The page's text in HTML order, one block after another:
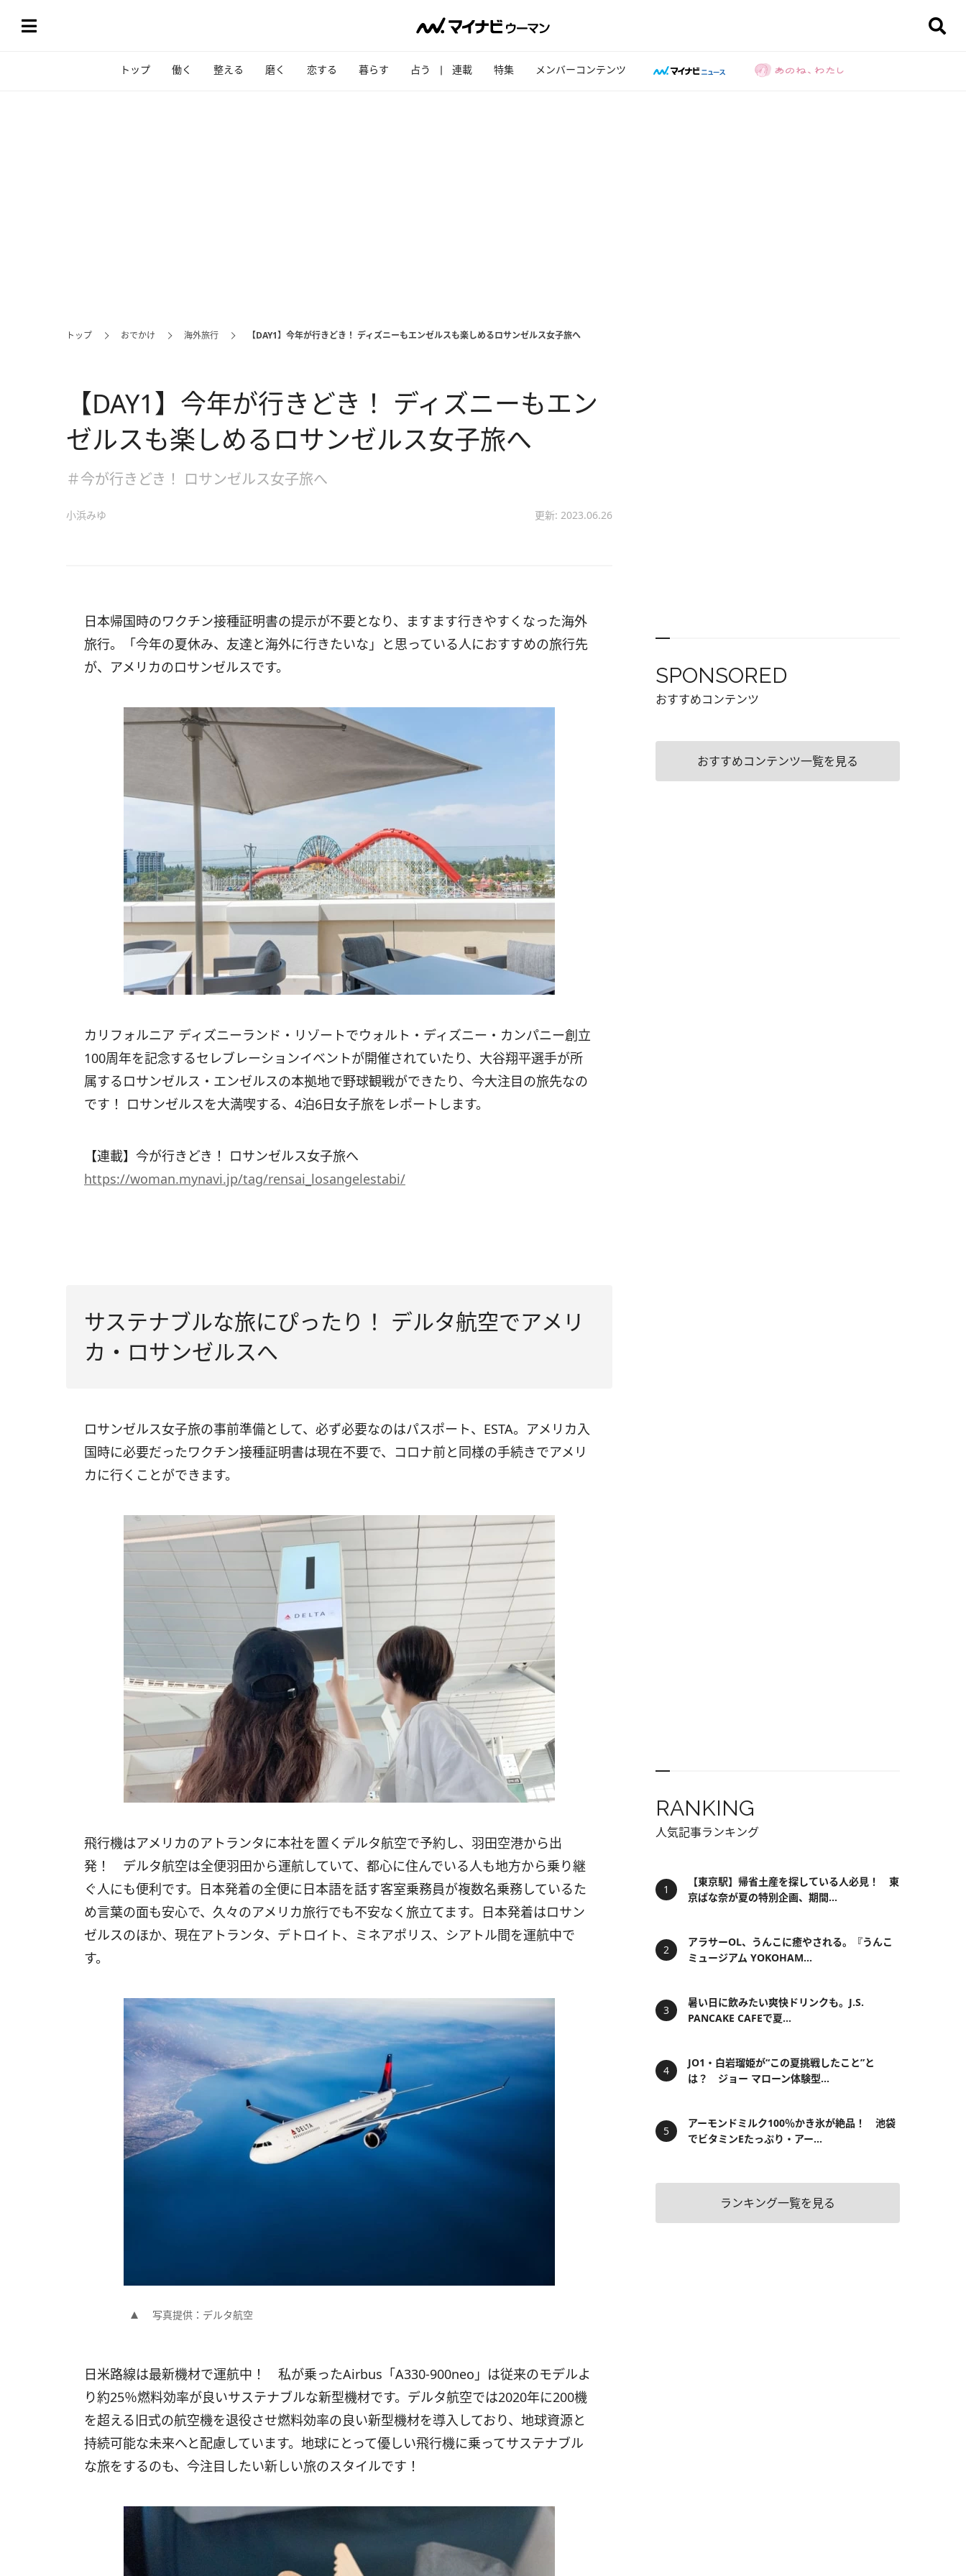
トップ 働く 整える 磨く 恋する 暮らす 占う 連載 特集 メンバーコンテンツ
トップ おでかけ 海外旅行 【DAY1】今年が行きどき！ ディズニーもエンゼルスも楽しめるロサンゼルス女子旅へ
【DAY1】今年が行きどき！ ディズニーもエン
ゼルスも楽しめるロサンゼルス女子旅へ
＃今が行きどき！ ロサンゼルス女子旅へ
小浜みゆ 更新: 2023.06.26
日本帰国時のワクチン接種証明書の提示が不要となり、ますます行きやすくなった海外
旅行。「今年の夏休み、友達と海外に行きたいな」と思っている人におすすめの旅行先
が、アメリカのロサンゼルスです。
カリフォルニア ディズニーランド・リゾートでウォルト・ディズニー・カンパニー創立
100周年を記念するセレブレーションイベントが開催されていたり、大谷翔平選手が所
属するロサンゼルス・エンゼルスの本拠地で野球観戦ができたり、今大注目の旅先なの
です！ ロサンゼルスを大満喫する、4泊6日女子旅をレポートします。
【連載】今が行きどき！ ロサンゼルス女子旅へ
https://woman.mynavi.jp/tag/rensai_losangelestabi/
サステナブルな旅にぴったり！ デルタ航空でアメリ
カ・ロサンゼルスへ
ロサンゼルス女子旅の事前準備として、必ず必要なのはパスポート、ESTA。アメリカ入
国時に必要だったワクチン接種証明書は現在不要で、コロナ前と同様の手続きでアメリ
カに行くことができます。
飛行機はアメリカのアトランタに本社を置くデルタ航空で予約し、羽田空港から出
発！ デルタ航空は全便羽田から運航していて、都心に住んでいる人も地方から乗り継
ぐ人にも便利です。日本発着の全便に日本語を話す客室乗務員が複数名乗務しているた
め言葉の面も安心で、久々のアメリカ旅行でも不安なく旅立てます。日本発着はロサン
ゼルスのほか、現在アトランタ、デトロイト、ミネアポリス、シアトル間を運航中で
す。
写真提供：デルタ航空
日米路線は最新機材で運航中！ 私が乗ったAirbus「A330-900neo」は従来のモデルよ
り約25％燃料効率が良いサステナブルな新型機材です。デルタ航空では2020年に200機
を超える旧式の航空機を退役させ燃料効率の良い新型機材を導入しており、地球資源と
持続可能な未来へと配慮しています。地球にとって優しい飛行機に乗ってサステナブル
な旅をするのも、今注目したい新しい旅のスタイルです！
SPONSORED
おすすめコンテンツ
おすすめコンテンツ一覧を見る
RANKING
人気記事ランキング
【東京駅】帰省土産を探している人必見！ 東
京ばな奈が夏の特別企画、期間...
アラサーOL、うんこに癒やされる。『うんこ
ミュージアム YOKOHAM...
暑い日に飲みたい爽快ドリンクも。J.S.
PANCAKE CAFEで夏...
JO1・白岩瑠姫が“この夏挑戦したこと”と
は？ ジョー マローン体験型...
アーモンドミルク100％かき氷が絶品！ 池袋
でビタミンEたっぷり・アー...
ランキング一覧を見る